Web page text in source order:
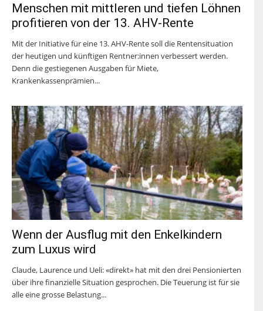
Menschen mit mittleren und tiefen Löhnen
profitieren von der 13. AHV-Rente
Mit der Initiative für eine 13. AHV-Rente soll die Rentensituation
der heutigen und künftigen Rentner:innen verbessert werden.
Denn die gestiegenen Ausgaben für Miete,
Krankenkassenprämien...
Wenn der Ausflug mit den Enkelkindern
zum Luxus wird
Claude, Laurence und Ueli: «direkt» hat mit den drei Pensionierten
über ihre finanzielle Situation gesprochen. Die Teuerung ist für sie
alle eine grosse Belastung...